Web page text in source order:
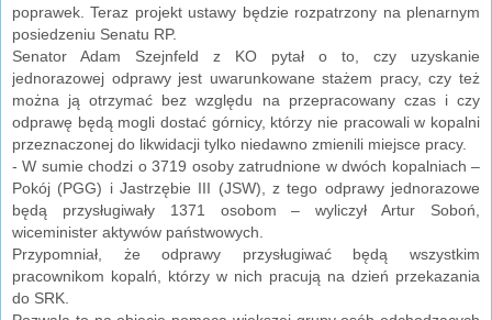
poprawek. Teraz projekt ustawy będzie rozpatrzony na plenarnym
posiedzeniu Senatu RP.
Senator Adam Szejnfeld z KO pytał o to, czy uzyskanie
jednorazowej odprawy jest uwarunkowane stażem pracy, czy też
można ją otrzymać bez względu na przepracowany czas i czy
odprawę będą mogli dostać górnicy, którzy nie pracowali w kopalni
przeznaczonej do likwidacji tylko niedawno zmienili miejsce pracy.
- W sumie chodzi o 3719 osoby zatrudnione w dwóch kopalniach –
Pokój (PGG) i Jastrzębie III (JSW), z tego odprawy jednorazowe
będą przysługiwały 1371 osobom – wyliczył Artur Soboń,
wiceminister aktywów państwowych.
Przypomniał, że odprawy przysługiwać będą wszystkim
pracownikom kopalń, którzy w nich pracują na dzień przekazania
do SRK.